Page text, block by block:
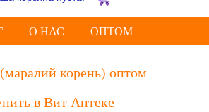
О НАС ОПТОМ
корень) оптом
в Вит Аптеке